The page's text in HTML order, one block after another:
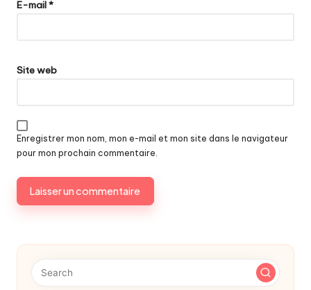
E-mail*
Site web
Enregistrer mon nom, mon e-mail et mon site dans le navigateur
pour mon prochain commentaire.